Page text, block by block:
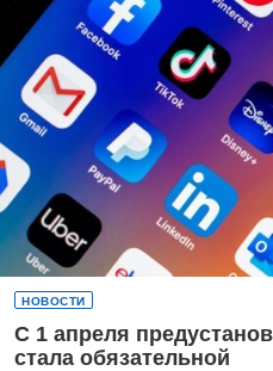
НОВОСТИ
С 1 апреля
стала обязательной